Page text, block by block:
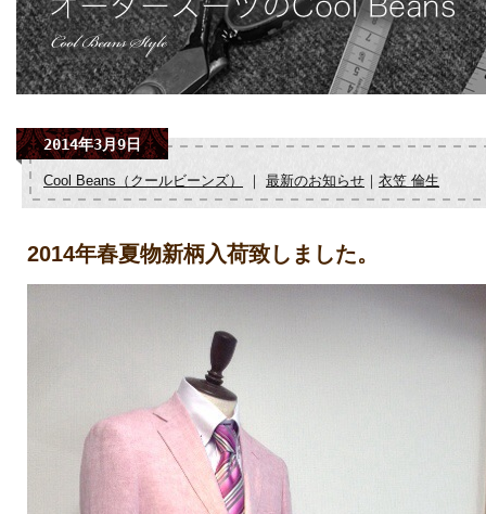
2014年3月9日
Cool Beans（クールビーンズ） ｜ 最新のお知らせ ｜ 衣笠 倫生
2014年春夏物新柄入荷致しました。